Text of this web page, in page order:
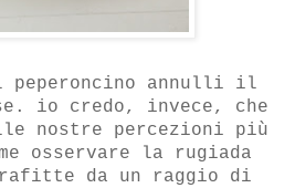
peperoncino annulli il
io credo, invece, che
nostre percezioni più
osservare la rugiada
da un raggio di